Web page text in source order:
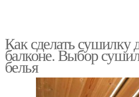
Как сделать сушилку
балконе. Выбор
белья